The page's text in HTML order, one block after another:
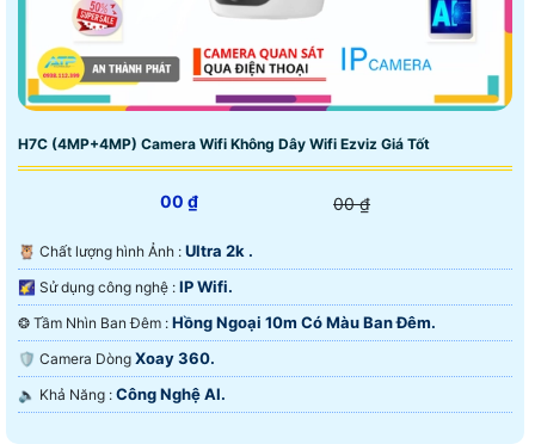
H7C (4MP+4MP) Camera Wifi Không Dây Wifi Ezviz Giá Tốt
00 ₫ 00 ₫
🦉 Chất lượng hình Ảnh : Ultra 2k .
🌠 Sử dụng công nghệ : IP Wifi.
❂ Tầm Nhìn Ban Đêm : Hồng Ngoại 10m Có Màu Ban Ðêm.
🛡 Camera Dòng Xoay 360.
️🔈 Khả Năng : Công Nghệ AI.